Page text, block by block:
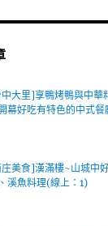
大里]享鴨烤鴨與中華
幕好吃有特色的中式
美食]漢滿樓~山城中
溪魚料理(線上：1)